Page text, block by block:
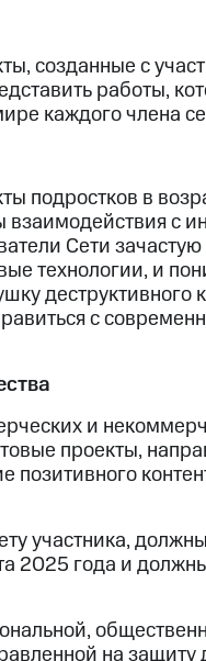
созданные с
работы,
каждого члена
подростков в
с
Сети
технологии, и
деструктивного
с
и
проекты,
позитивного
участника,
2025 года и